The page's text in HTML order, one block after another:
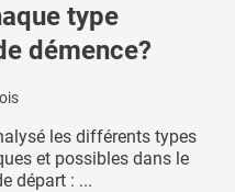
type
démence?
les différents types
et possibles dans le
départ : ...